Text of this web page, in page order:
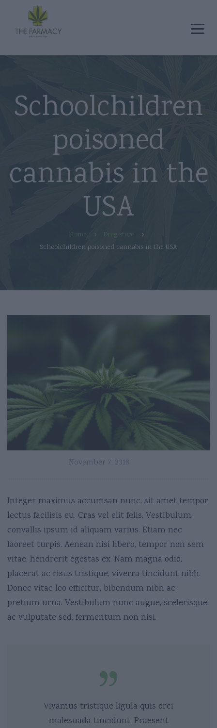
Schoolchildren
poisoned
cannabis in the
USA
Home
Drug store
Schoolchildren poisoned cannabis in the USA
November 7, 2018
Integer maximus accumsan nunc, sit amet tempor
lectus facilisis eu. Cras vel elit felis. Vestibulum
convallis ipsum id aliquam varius. Etiam nec
laoreet turpis. Aenean nisi libero, tempor non sem
vitae, hendrerit egestas ex. Nam magna odio,
placerat ac risus tristique, viverra tincidunt nibh.
Donec vitae leo efficitur, bibendum nibh ac,
pretium urna. Vestibulum nunc augue, scelerisque
ac vulputate sed, fermentum non nisi.
Vivamus tristique ligula quis orci
malesuada tincidunt. Praesent